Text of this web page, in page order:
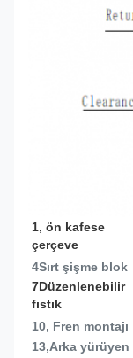
1, ön kafese
çerçeve
4Sırt şişme blok
7Düzenlenebilir
fıstık
10, Fren montajı
13,Arka yürüyen